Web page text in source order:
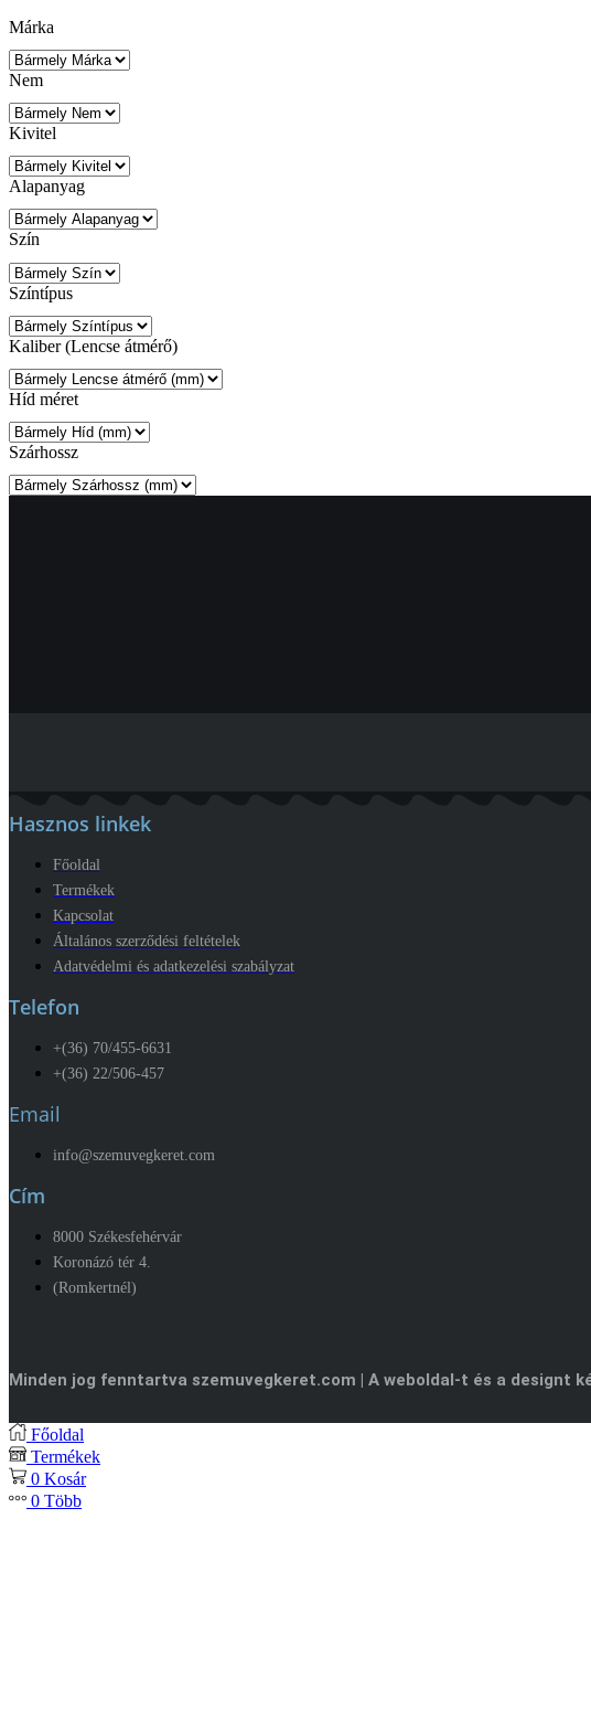
Márka
Nem
Kivitel
Alapanyag
Szín
Színtípus
Kaliber (Lencse átmérő)
Híd méret
Szárhossz
Hasznos linkek
Főoldal
Termékek
Kapcsolat
Általános szerződési feltételek
Adatvédelmi és adatkezelési szabályzat
Telefon
+(36) 70/455-6631
+(36) 22/506-457
Email
info@szemuvegkeret.com
Cím
8000 Székesfehérvár
Koronázó tér 4.
(Romkertnél)
Minden jog fenntartva szemuvegkeret.com | A weboldal-t és a designt
Főoldal
Termékek
0 Kosár
0 Több